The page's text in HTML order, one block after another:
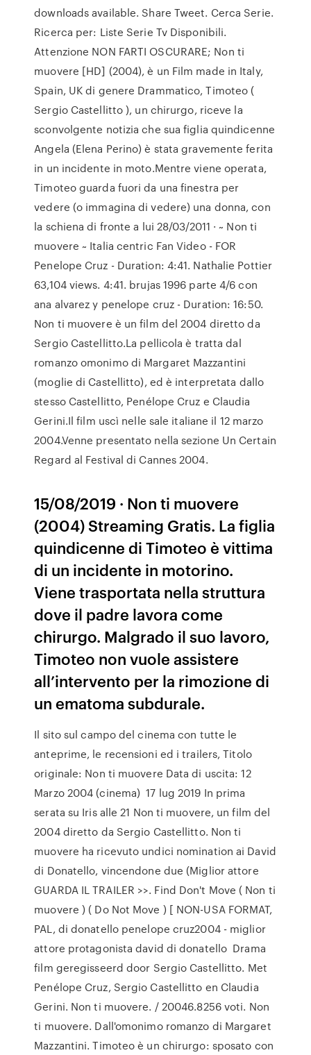
downloads available. Share Tweet. Cerca Serie.
Ricerca per: Liste Serie Tv Disponibili.
Attenzione NON FARTI OSCURARE; Non ti
muovere [HD] (2004), è un Film made in Italy,
Spain, UK di genere Drammatico, Timoteo (
Sergio Castellitto ), un chirurgo, riceve la
sconvolgente notizia che sua figlia quindicenne
Angela (Elena Perino) è stata gravemente ferita
in un incidente in moto.Mentre viene operata,
Timoteo guarda fuori da una finestra per
vedere (o immagina di vedere) una donna, con
la schiena di fronte a lui 28/03/2011 · ~ Non ti
muovere ~ Italia centric Fan Video - FOR
Penelope Cruz - Duration: 4:41. Nathalie Pottier
63,104 views. 4:41. brujas 1996 parte 4/6 con
ana alvarez y penelope cruz - Duration: 16:50.
Non ti muovere è un film del 2004 diretto da
Sergio Castellitto.La pellicola è tratta dal
romanzo omonimo di Margaret Mazzantini
(moglie di Castellitto), ed è interpretata dallo
stesso Castellitto, Penélope Cruz e Claudia
Gerini.Il film uscì nelle sale italiane il 12 marzo
2004.Venne presentato nella sezione Un Certain
Regard al Festival di Cannes 2004.
15/08/2019 · Non ti muovere
(2004) Streaming Gratis. La figlia
quindicenne di Timoteo è vittima
di un incidente in motorino.
Viene trasportata nella struttura
dove il padre lavora come
chirurgo. Malgrado il suo lavoro,
Timoteo non vuole assistere
all’intervento per la rimozione di
un ematoma subdurale.
Il sito sul campo del cinema con tutte le
anteprime, le recensioni ed i trailers, Titolo
originale: Non ti muovere Data di uscita: 12
Marzo 2004 (cinema) 17 lug 2019 In prima
serata su Iris alle 21 Non ti muovere, un film del
2004 diretto da Sergio Castellitto. Non ti
muovere ha ricevuto undici nomination ai David
di Donatello, vincendone due (Miglior attore
GUARDA IL TRAILER >>. Find Don't Move ( Non ti
muovere ) ( Do Not Move ) [ NON-USA FORMAT,
PAL, di donatello penelope cruz2004 - miglior
attore protagonista david di donatello Drama
film geregisseerd door Sergio Castellitto. Met
Penélope Cruz, Sergio Castellitto en Claudia
Gerini. Non ti muovere. / 20046.8256 voti. Non
ti muovere. Dall'omonimo romanzo di Margaret
Mazzantini. Timoteo è un chirurgo: sposato con